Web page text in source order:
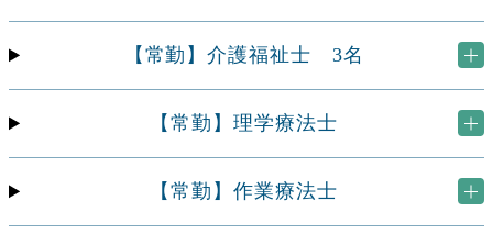
【常勤】介護福祉士 3名
【常勤】理学療法士
【常勤】作業療法士